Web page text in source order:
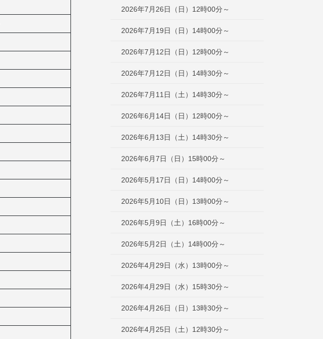
2026年7月26日（日）12時00分～
2026年7月19日（日）14時00分～
2026年7月12日（日）12時00分～
2026年7月12日（日）14時30分～
2026年7月11日（土）14時30分～
2026年6月14日（日）12時00分～
2026年6月13日（土）14時30分～
2026年6月7日（日）15時00分～
2026年5月17日（日）14時00分～
2026年5月10日（日）13時00分～
2026年5月9日（土）16時00分～
2026年5月2日（土）14時00分～
2026年4月29日（水）13時00分～
2026年4月29日（水）15時30分～
2026年4月26日（日）13時30分～
2026年4月25日（土）12時30分～